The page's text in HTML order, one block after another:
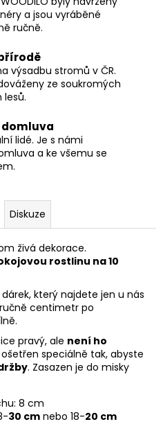
a jsou vyráběné
ručně.
výsadbu stromů v ČR.
ze soukromých
lesů.
domluva
lidé. Je s námi
a ke všemu se
Diskuze
živá dekorace.
rostlinu na 10
který najdete jen u nás
ručně centimetr po
pravý, ale není ho
ošetřen speciálně tak, abyste
. Zasazen je do misky
8 cm
30 cm nebo 18-20 cm